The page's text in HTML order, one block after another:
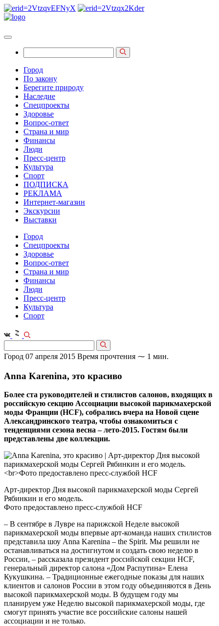
Город
По закону
Берегите природу
Наследие
Спецпроекты
Здоровье
Вопрос-ответ
Страна и мир
Финансы
Люди
Пресс-центр
Культура
Спорт
ПОДПИСКА
РЕКЛАМА
Интернет-магазин
Экскурсии
Выставки
Город
Спецпроекты
Здоровье
Вопрос-ответ
Страна и мир
Финансы
Люди
Пресс-центр
Культура
Спорт
Город 07 апреля 2015 Время прочтения ⁓ 1 мин.
Anna Karenina, это красиво
Более ста руководителей и стилистов салонов, входящих в
российскую секцию Ассоциации высокой парикмахерской
моды Франции (HCF), собрались вчера на Новой сцене
Александринского театра, чтобы ознакомиться с
тенденциями сезона весна – лето-2015. Гостям были
представлены две коллекции.
Арт-директор Дня высокой парикмахерской моды Сергей
Рябинкин и его модель.
Фото предоставлено пресс-службой HCF
– В сентябре в Лувре на парижской Неделе высокой
парикмахерской моды впервые арт-команда наших стилистов
представила шоу Anna Karenina – the Spirit. Мы решили не
останавливаться на достигнутом и создать свою неделю в
России, – рассказала президент российской секции HСF,
генеральный директор салона «Дом Распутина» Елена
Кукушкина. – Традиционные ежегодные показы для наших
клиентов и салонов России в этом году объединяются в День
высокой парикмахерской моды. В будущем году мы
планируем уже Неделю высокой парикмахерской моды, где
смогут принять участие все российские салоны нашей
ассоциации и не только.